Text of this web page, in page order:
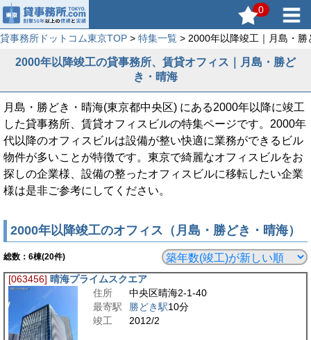
0
貸事務所ドットコム東京TOP > 特集一覧 > 2000年以降竣工｜月島・勝
2000年以降竣工の貸事務所、賃貸オフィス｜月島・勝ど
き・晴海
月島・勝どき・晴海(東京都中央区) にある2000年以降に竣工
した貸事務所、賃貸オフィスビルの特集ページです。2000年
代以降のオフィスビルは設備が整い快適に業務ができるビル
物件が多いことが特徴です。東京で綺麗なオフィスビルをお
探しの企業様、設備の整ったオフィスビルに移転したい企業
様は是非ご参考にしてください。
2000年以降竣工のオフィス（月島・勝どき・晴海）
総数： 6棟(20件)
[063456] 晴海プライムスクエア
住所
中央区晴海2-1-40
最寄駅
勝どき駅10分
竣工
2012/2